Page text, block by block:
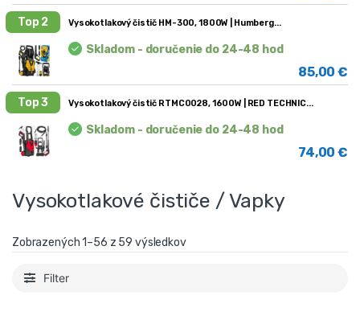
Top 2 Vysokotlakový čistič HM-300, 1800W | Humberg
85,00€
Skladom - doručenie do 24-48 hod
Top 3 Vysokotlakový čistič RTMC0028, 1600W | RED TECHNIC
74,00€
Skladom - doručenie do 24-48 hod
Vysokotlakové čističe / Vapky
Zobrazených 1–56 z 59 výsledkov
Filter